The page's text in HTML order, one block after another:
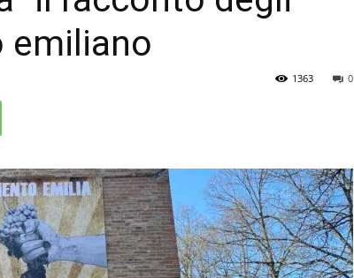
emiliano
0
1363